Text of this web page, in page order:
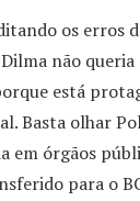
os erros
não queria
está
Basta olhar
órgãos
para o